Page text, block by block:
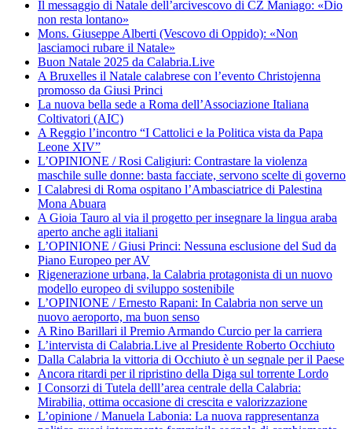
Il messaggio di Natale dell’arcivescovo di CZ Maniago: «Dio
non resta lontano»
Mons. Giuseppe Alberti (Vescovo di Oppido): «Non
lasciamoci rubare il Natale»
Buon Natale 2025 da Calabria.Live
A Bruxelles il Natale calabrese con l’evento Christojenna
promosso da Giusi Princi
La nuova bella sede a Roma dell’Associazione Italiana
Coltivatori (AIC)
A Reggio l’incontro “I Cattolici e la Politica vista da Papa
Leone XIV”
L’OPINIONE / Rosi Caligiuri: Contrastare la violenza
maschile sulle donne: basta facciate, servono scelte di governo
I Calabresi di Roma ospitano l’Ambasciatrice di Palestina
Mona Abuara
A Gioia Tauro al via il progetto per insegnare la lingua araba
aperto anche agli italiani
L’OPINIONE / Giusi Princi: Nessuna esclusione del Sud da
Piano Europeo per AV
Rigenerazione urbana, la Calabria protagonista di un nuovo
modello europeo di sviluppo sostenibile
L’OPINIONE / Ernesto Rapani: In Calabria non serve un
nuovo aeroporto, ma buon senso
A Rino Barillari il Premio Armando Curcio per la carriera
L’intervista di Calabria.Live al Presidente Roberto Occhiuto
Dalla Calabria la vittoria di Occhiuto è un segnale per il Paese
Ancora ritardi per il ripristino della Diga sul torrente Lordo
I Consorzi di Tutela delll’area centrale della Calabria:
Mirabilia, ottima occasione di crescita e valorizzazione
L’opinione / Manuela Labonia: La nuova rappresentanza